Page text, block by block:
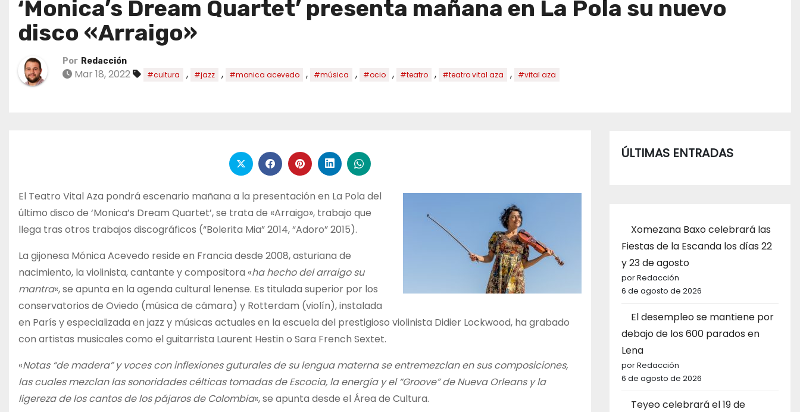
‘Monica’s Dream Quartet’ presenta mañana en La Pola su nuevo
disco «Arraigo»
Por Redacción
Mar 18, 2022 #cultura , #jazz , #monica acevedo , #música , #ocio , #teatro , #teatro vital aza , #vital aza
El Teatro Vital Aza pondrá escenario mañana a la presentación en La Pola del
último disco de ‘Monica’s Dream Quartet’, se trata de «Arraigo», trabajo que
llega tras otros trabajos discográficos (“Bolerita Mia” 2014, “Adoro” 2015).
La gijonesa Mónica Acevedo reside en Francia desde 2008, asturiana de
nacimiento, la violinista, cantante y compositora «ha hecho del arraigo su
mantra«, se apunta en la agenda cultural lenense. Es titulada superior por los
conservatorios de Oviedo (música de cámara) y Rotterdam (violín), instalada
en París y especializada en jazz y músicas actuales en la escuela del prestigioso violinista Didier Lockwood, ha grabado
con artistas musicales como el guitarrista Laurent Hestin o Sara French Sextet.
«Notas “de madera” y voces con inflexiones guturales de su lengua materna se entremezclan en sus composiciones,
las cuales mezclan las sonoridades célticas tomadas de Escocia, la energía y el “Groove” de Nueva Orleans y la
ligereza de los cantos de los pájaros de Colombia«, se apunta desde el Área de Cultura.
ÚLTIMAS ENTRADAS
Xomezana Baxo celebrará las
Fiestas de la Escanda los días 22
y 23 de agosto
por Redacción
6 de agosto de 2026
El desempleo se mantiene por
debajo de los 600 parados en
Lena
por Redacción
6 de agosto de 2026
Teyeo celebrará el 19 de